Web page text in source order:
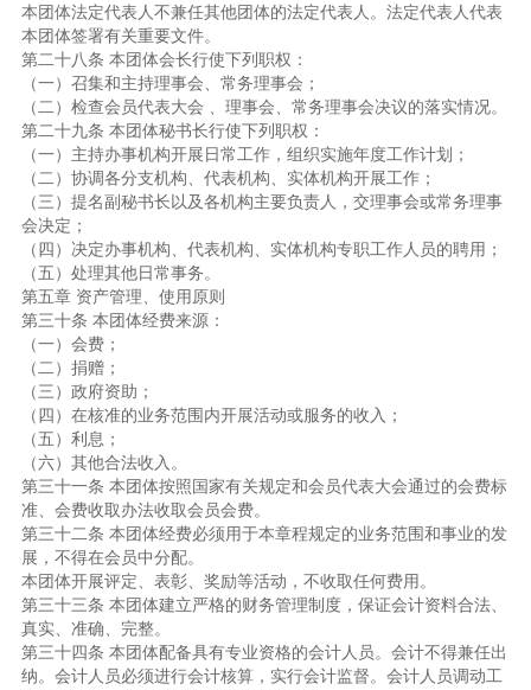
本团体法定代表人不兼任其他团体的法定代表人。法定代表人代表
本团体签署有关重要文件。
第二十八条 本团体会长行使下列职权：
（一）召集和主持理事会、常务理事会；
（二）检查会员代表大会 、理事会、常务理事会决议的落实情况。
第二十九条 本团体秘书长行使下列职权：
（一）主持办事机构开展日常工作，组织实施年度工作计划；
（二）协调各分支机构、代表机构、实体机构开展工作；
（三）提名副秘书长以及各机构主要负责人，交理事会或常务理事
会决定；
（四）决定办事机构、代表机构、实体机构专职工作人员的聘用；
（五）处理其他日常事务。
第五章 资产管理、使用原则
第三十条 本团体经费来源：
（一）会费；
（二）捐赠；
（三）政府资助；
（四）在核准的业务范围内开展活动或服务的收入；
（五）利息；
（六）其他合法收入。
第三十一条 本团体按照国家有关规定和会员代表大会通过的会费标
准、会费收取办法收取会员会费。
第三十二条 本团体经费必须用于本章程规定的业务范围和事业的发
展，不得在会员中分配。
本团体开展评定、表彰、奖励等活动，不收取任何费用。
第三十三条 本团体建立严格的财务管理制度，保证会计资料合法、
真实、准确、完整。
第三十四条 本团体配备具有专业资格的会计人员。会计不得兼任出
纳。会计人员必须进行会计核算，实行会计监督。会计人员调动工